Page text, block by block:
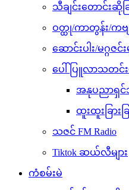
သီချင်းတောင်းဆိုခြ
ဝတ္ထု/ကာတွန်း/ကဗျ
ဆောင်းပါး/မဂ္ဂဇင်း
ပေါ်ပြူလာသတင်းမ
အနုပညာရှင်
ထူးထူးခြားခ
သဇင် FM Radio
Tiktok ဆယ်လီများ
ကံစမ်းမဲ